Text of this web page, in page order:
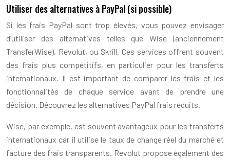
Utiliser des alternatives à PayPal (si possible)
Si les frais PayPal sont trop élevés, vous pouvez envisager
d’utiliser des alternatives telles que Wise (anciennement
TransferWise), Revolut, ou Skrill. Ces services offrent souvent
des frais plus compétitifs, en particulier pour les transferts
internationaux. Il est important de comparer les frais et les
fonctionnalités de chaque service avant de prendre une
décision. Découvrez les alternatives PayPal frais réduits.
Wise, par exemple, est souvent avantageux pour les transferts
internationaux car il utilise le taux de change réel du marché et
facture des frais transparents. Revolut propose également des